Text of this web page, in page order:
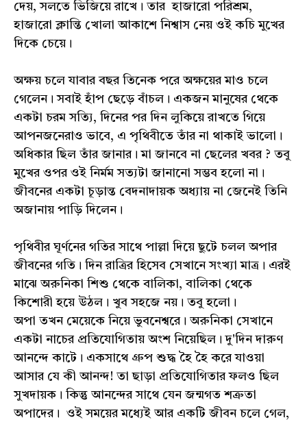
দেয়, সলতে ভিজিয়ে রাখে। তার হাজারো পরিশ্রম,
হাজারো ক্লান্তি খোলা আকাশে নিশ্বাস নেয় ওই কচি মুখের
দিকে চেয়ে।
অক্ষয় চলে যাবার বছর তিনেক পরে অক্ষয়ের মাও চলে
গেলেন। সবাই হাঁপ ছেড়ে বাঁচল। একজন মানুষের থেকে
একটা চরম সত্যি, দিনের পর দিন লুকিয়ে রাখতে গিয়ে
আপনজনেরাও ভাবে, এ পৃথিবীতে তাঁর না থাকাই ভালো।
অধিকার ছিল তাঁর জানার। মা জানবে না ছেলের খবর ? তবু
মুখের ওপর ওই নির্মম সত্যটা জানানো সম্ভব হলো না।
জীবনের একটা চূড়ান্ত বেদনাদায়ক অধ্যায় না জেনেই তিনি
অজানায় পাড়ি দিলেন।
পৃথিবীর ঘূর্ণনের গতির সাথে পাল্লা দিয়ে ছুটে চলল অপার
জীবনের গতি। দিন রাত্রির হিসেব সেখানে সংখ্যা মাত্র। এরই
মাঝে অরুনিকা শিশু থেকে বালিকা, বালিকা থেকে
কিশোরী হয়ে উঠল। খুব সহজে নয়। তবু হলো।
অপা তখন মেয়েকে নিয়ে ভুবনেশ্বরে। অরুনিকা সেখানে
একটা নাচের প্রতিযোগিতায় অংশ নিয়েছিল। দু'দিন দারুণ
আনন্দে কাটে। একসাথে গ্ৰুপ শুদ্ধ হৈ হৈ করে যাওয়া
আসার যে কী আনন্দ! তা ছাড়া প্রতিযোগিতার ফলও ছিল
সুখদায়ক। কিন্তু আনন্দের সাথে যেন জন্মগত শত্রুতা
অপাদের। ওই সময়ের মধ্যেই আর একটি জীবন চলে গেল,